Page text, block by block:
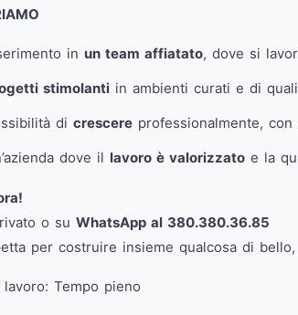
in un team affiatato, dove si
stimolantiin ambienti curati e di
di crescereprofessionalmente, con
dove il lavoro è valorizzatoe la
o su WhatsApp al 380.380.36.85
per costruire insieme qualcosa di
Tempo pieno